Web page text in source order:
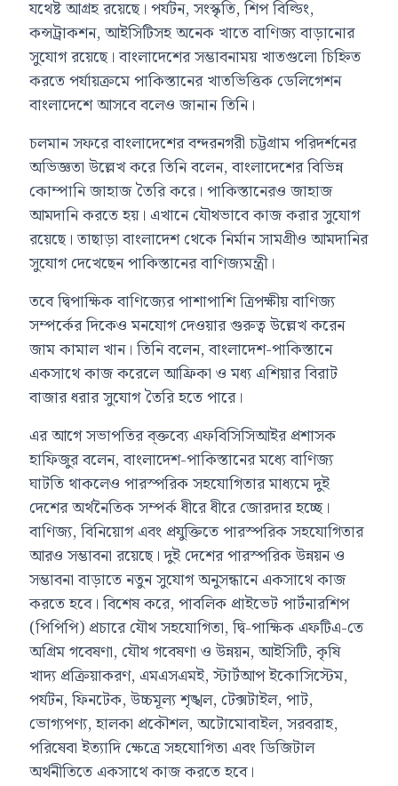
যথেষ্ট আগ্রহ রয়েছে। পর্যটন, সংস্কৃতি, শিপ বিল্ডিং,
কন্সট্রাকশন, আইসিটিসহ অনেক খাতে বাণিজ্য বাড়ানোর
সুযোগ রয়েছে। বাংলাদেশের সম্ভাবনাময় খাতগুলো চিহ্নিত
করতে পর্যায়ক্রমে পাকিস্তানের খাতভিত্তিক ডেলিগেশন
বাংলাদেশে আসবে বলেও জানান তিনি।
চলমান সফরে বাংলাদেশের বন্দরনগরী চট্টগ্রাম পরিদর্শনের
অভিজ্ঞতা উল্লেখ করে তিনি বলেন, বাংলাদেশের বিভিন্ন
কোম্পানি জাহাজ তৈরি করে। পাকিস্তানেরও জাহাজ
আমদানি করতে হয়। এখানে যৌথভাবে কাজ করার সুযোগ
রয়েছে। তাছাড়া বাংলাদেশ থেকে নির্মান সামগ্রীও আমদানির
সুযোগ দেখেছেন পাকিস্তানের বাণিজ্যমন্ত্রী।
তবে দ্বিপাক্ষিক বাণিজ্যের পাশাপাশি ত্রিপক্ষীয় বাণিজ্য
সম্পর্কের দিকেও মনযোগ দেওয়ার গুরুত্ব উল্লেখ করেন
জাম কামাল খান। তিনি বলেন, বাংলাদেশ-পাকিস্তানে
একসাথে কাজ করেলে আফ্রিকা ও মধ্য এশিয়ার বিরাট
বাজার ধরার সুযোগ তৈরি হতে পারে।
এর আগে সভাপতির ব্ক্তব্যে এফবিসিসিআইর প্রশাসক
হাফিজুর বলেন, বাংলাদেশ-পাকিস্তানের মধ্যে বাণিজ্য
ঘাটতি থাকলেও পারস্পরিক সহযোগিতার মাধ্যমে দুই
দেশের অর্থনৈতিক সম্পর্ক ধীরে ধীরে জোরদার হচ্ছে।
বাণিজ্য, বিনিয়োগ এবং প্রযুক্তিতে পারস্পরিক সহযোগিতার
আরও সম্ভাবনা রয়েছে। দুই দেশের পারস্পরিক উন্নয়ন ও
সম্ভাবনা বাড়াতে নতুন সুযোগ অনুসন্ধানে একসাথে কাজ
করতে হবে। বিশেষ করে, পাবলিক প্রাইভেট পার্টনারশিপ
(পিপিপি) প্রচারে যৌথ সহযোগিতা, দ্বি-পাক্ষিক এফটিএ-তে
অগ্রিম গবেষণা, যৌথ গবেষণা ও উন্নয়ন, আইসিটি, কৃষি
খাদ্য প্রক্রিয়াকরণ, এমএসএমই, স্টার্টআপ ইকোসিস্টেম,
পর্যটন, ফিনটেক, উচ্চমূল্য শৃঙ্খল, টেক্সটাইল, পাট,
ভোগ্যপণ্য, হালকা প্রকৌশল, অটোমোবাইল, সরবরাহ,
পরিষেবা ইত্যাদি ক্ষেত্রে সহযোগিতা এবং ডিজিটাল
অর্থনীতিতে একসাথে কাজ করতে হবে।